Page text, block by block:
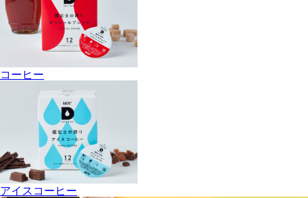
コーヒー
アイスコーヒー